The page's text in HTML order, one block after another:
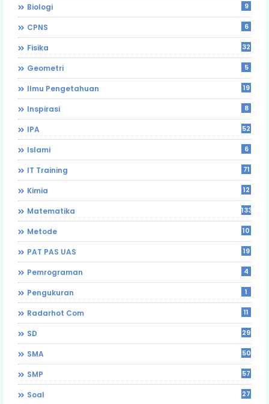
Biologi 9
CPNS 6
Fisika 32
Geometri 5
Ilmu Pengetahuan 19
Inspirasi 8
IPA 52
Islami 6
IT Training 71
Kimia 12
Matematika 133
Metode 10
PAT PAS UAS 19
Pemrograman 4
Pengukuran 1
Radarhot Com 11
SD 29
SMA 50
SMP 57
Soal 27